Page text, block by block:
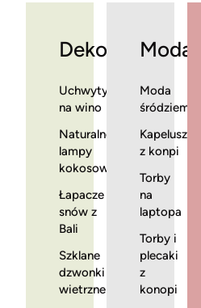
Dekoracje
Uchwyty
na wino
Naturalne
lampy
kokosowe
Łapacze
snów z
Bali
Szklane
dzwonki
wietrzne
Moda
Moda
Kapelusze
z konpi
Torby
na
laptopa
Torby i
plecaki
z
konopi